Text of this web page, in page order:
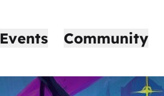
Events Community